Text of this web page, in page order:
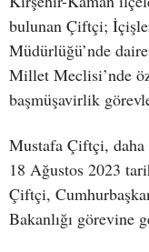
bulunan Çiftçi;
Müdürlüğü’nde
Millet Meclisi’nde
başmüşavirlik
Mustafa Çiftçi,
18 Ağustos 2023
Çiftçi,
Bakanlığı görevine